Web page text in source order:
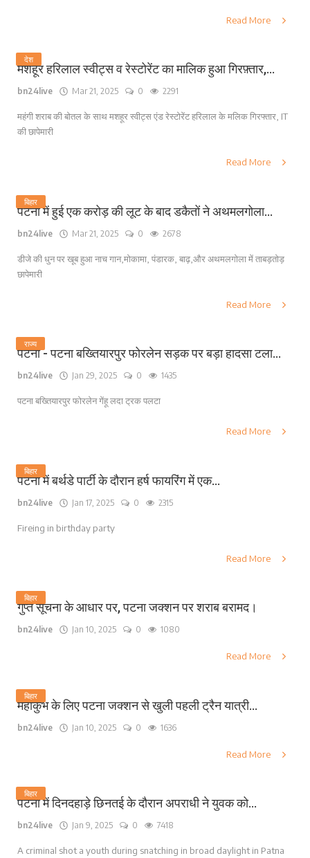
Read More
देश
मशहूर हरिलाल स्वीट्स व रेस्टोरेंट का मालिक हुआ गिरफ़्तार,...
bn24live Mar 21, 2025 0 2291
महंगी शराब की बोतल के साथ मशहूर स्वीट्स एंड रेस्टोरेंट हरिलाल के मलिक गिरफ्तार, IT
की छापेमारी
Read More
बिहार
पटना में हुई एक करोड़ की लूट के बाद डकैतों ने अथमलगोला...
bn24live Mar 21, 2025 0 2678
डीजे की धुन पर खूब हुआ नाच गान,मोकामा, पंडारक, बाढ़,और अथमलगोला में ताबड़तोड़
छापेमारी
Read More
राज्य
पटना - पटना बख्तियारपुर फोरलेन सड़क पर बड़ा हादसा टला...
bn24live Jan 29, 2025 0 1435
पटना बख्तियारपुर फोरलेन गेंहू लदा ट्रक पलटा
Read More
बिहार
पटना में बर्थडे पार्टी के दौरान हर्ष फायरिंग में एक...
bn24live Jan 17, 2025 0 2315
Fireing in birthday party
Read More
बिहार
गुप्त सूचना के आधार पर, पटना जक्शन पर शराब बरामद।
bn24live Jan 10, 2025 0 1080
Read More
बिहार
महाकुंभ के लिए पटना जक्शन से खुली पहली ट्रैन यात्री...
bn24live Jan 10, 2025 0 1636
Read More
बिहार
पटना में दिनदहाड़े छिनतई के दौरान अपराधी ने युवक को...
bn24live Jan 9, 2025 0 7418
A criminal shot a youth during snatching in broad daylight in Patna